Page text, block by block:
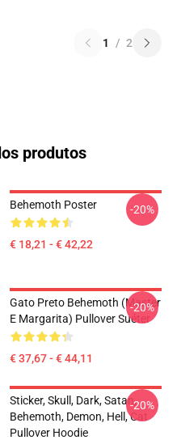
1 / 2
produtos
Behemoth Poster
€ 18,21 - € 42,22
-20%
Gato Preto Behemoth (Master
E Margarita) Pullover Suéter
€ 37,67 - € 44,11
-20%
Sticker, Skull, Dark, Satan,
Behemoth, Demon, Hell, Cat
Pullover Hoodie
-20%